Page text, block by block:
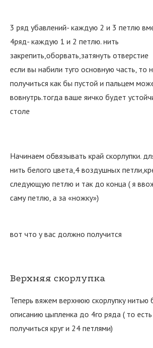
3 ряд убавлений- каждую 2 и 3 петлю
4ряд- каждую 1 и 2 петлю. нить
закрепить,оборвать,затянуть отверстие
если вы набили туго основную часть, то
получиться как бы пустой и пальцем
вовнутрь.тогда ваше яичко будет
столе
Начинаем обвязывать край скорлупки.
нить белого цвета,4 воздушных
следующую петлю и так до конца ( я
саму петлю, а за «ножку»)
вот что у вас должно получится
Верхняя скорлупка
Теперь вяжем верхнюю скорлупку нитью
описанию цыпленка до 4го ряда ( то
получиться круг и 24 петлями)